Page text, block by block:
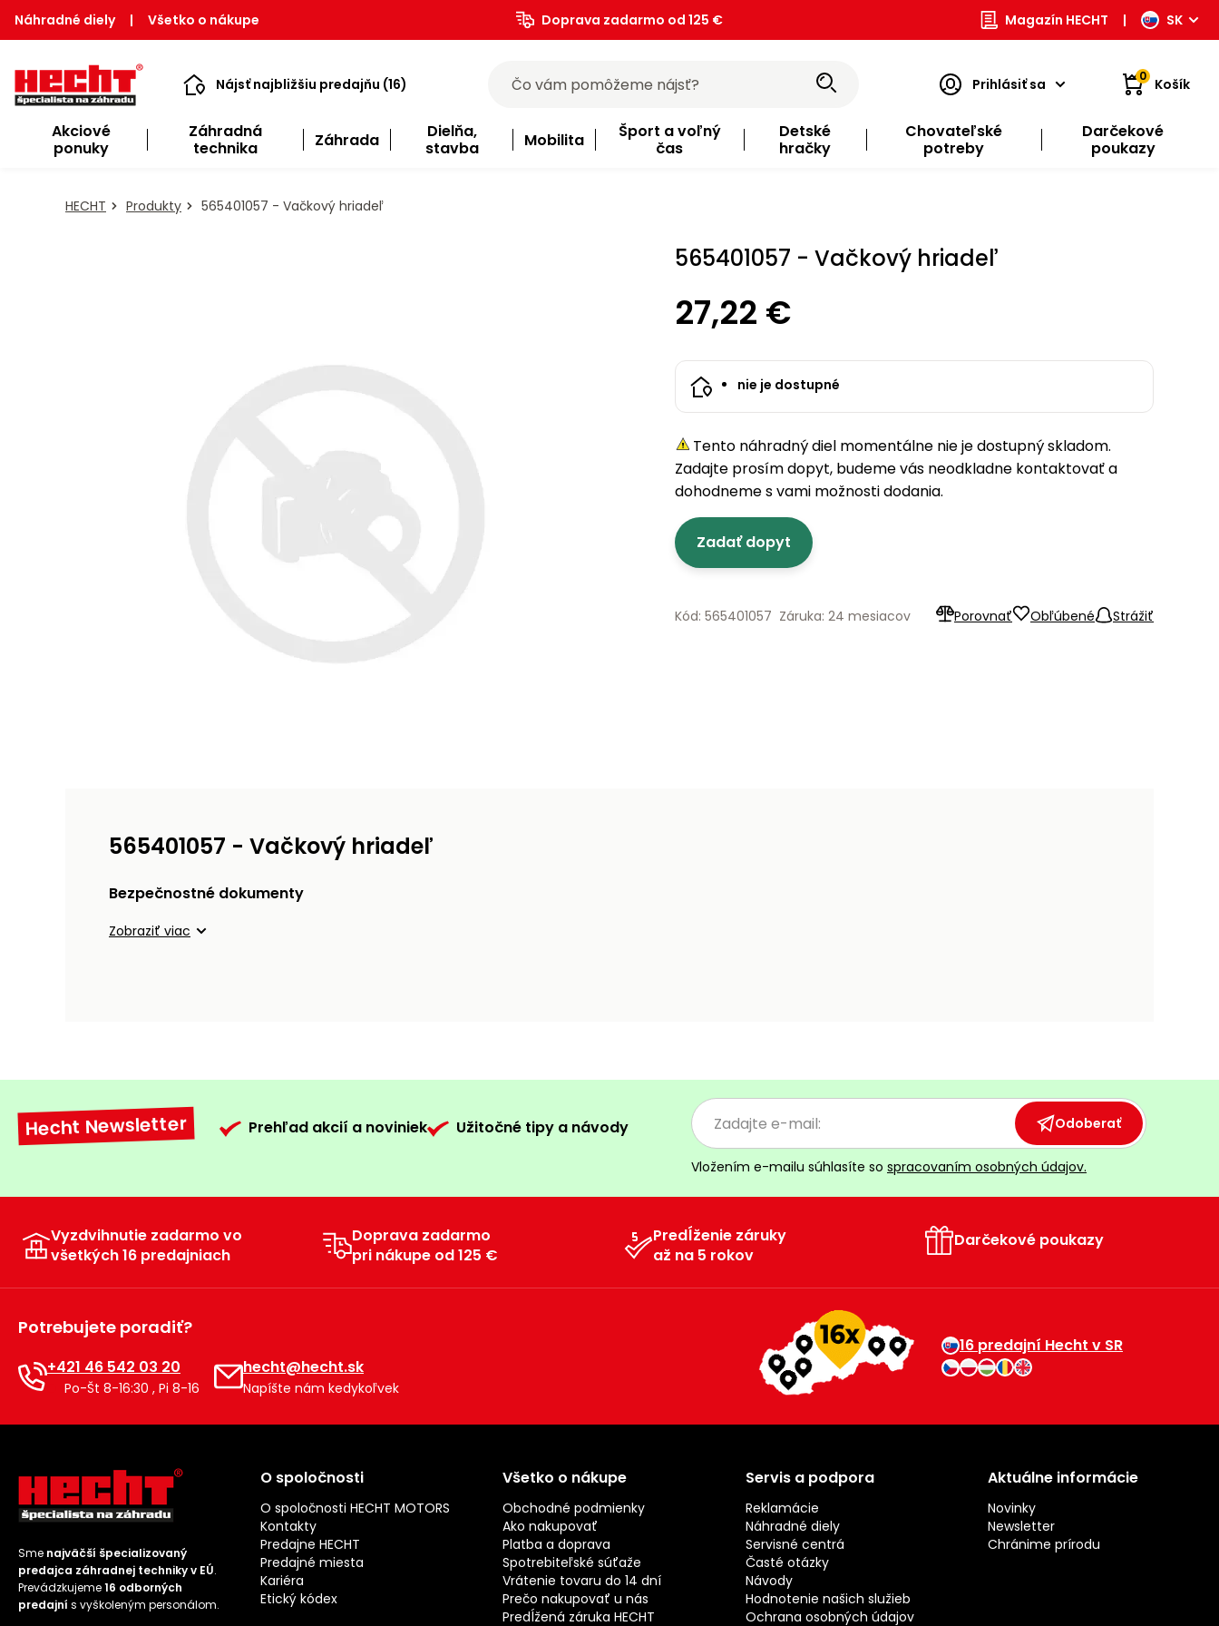
Náhradné diely | Všetko o nákupe Doprava zadarmo od 125 € Magazín HECHT | SK
Nájsť najbližšiu predajňu (16) Prihlásiť sa 0 Košík
Akciové
ponuky
Záhradná
technika
Záhrada
Dielňa,
stavba
Mobilita
Šport a voľný
čas
Detské
hračky
Chovateľské
potreby
Darčekové
poukazy
HECHT Produkty 565401057 - Vačkový hriadeľ
565401057 - Vačkový hriadeľ
27,22 €
nie je dostupné
Tento náhradný diel momentálne nie je dostupný skladom.
Zadajte prosím dopyt, budeme vás neodkladne kontaktovať a
dohodneme s vami možnosti dodania.
Zadať dopyt
Porovnať Obľúbené Strážiť
Kód: 565401057 Záruka: 24 mesiacov
565401057 - Vačkový hriadeľ
Bezpečnostné dokumenty
Zobraziť viac
Hecht Newsletter Prehľad akcií a noviniek Užitočné tipy a návody Odoberať
Vložením e-mailu súhlasíte so spracovaním osobných údajov.
Vyzdvihnutie zadarmo vo
všetkých 16 predajniach
Doprava zadarmo
pri nákupe od 125 €
Predĺženie záruky
až na 5 rokov
Darčekové poukazy
Potrebujete poradiť?
+421 46 542 03 20
Po-Št 8-16:30 , Pi 8-16
hecht@hecht.sk
Napíšte nám kedykoľvek
16 predajní Hecht v SR
Sme najväčší špecializovaný
predajca záhradnej techniky v EÚ.
Prevádzkujeme16 odborných
predajní s vyškoleným personálom.
O spoločnosti
O spoločnosti HECHT MOTORS
Kontakty
Predajne HECHT
Predajné miesta
Kariéra
Etický kódex
Všetko o nákupe
Obchodné podmienky
Ako nakupovať
Platba a doprava
Spotrebiteľské súťaže
Vrátenie tovaru do 14 dní
Prečo nakupovať u nás
Predĺžená záruka HECHT
Servis a podpora
Reklamácie
Náhradné diely
Servisné centrá
Časté otázky
Návody
Hodnotenie našich služieb
Ochrana osobných údajov
Aktuálne informácie
Novinky
Newsletter
Chránime prírodu